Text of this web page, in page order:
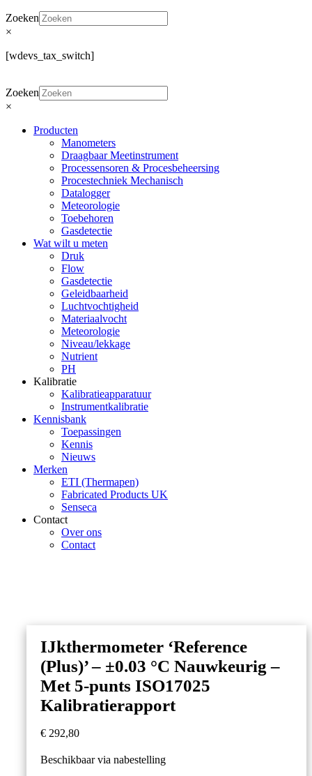
Zoeken
×
[wdevs_tax_switch]
Zoeken
×
Producten
Manometers
Draagbaar Meetinstrument
Processensoren & Procesbeheersing
Procestechniek Mechanisch
Datalogger
Meteorologie
Toebehoren
Gasdetectie
Wat wilt u meten
Druk
Flow
Gasdetectie
Geleidbaarheid
Luchtvochtigheid
Materiaalvocht
Meteorologie
Niveau/lekkage
Nutrient
PH
Kalibratie
Kalibratieapparatuur
Instrumentkalibratie
Kennisbank
Toepassingen
Kennis
Nieuws
Merken
ETI (Thermapen)
Fabricated Products UK
Senseca
Contact
Over ons
Contact
IJkthermometer ‘Reference
(Plus)’ – ±0.03 °C Nauwkeurig –
Met 5-punts ISO17025
Kalibratierapport
€ 292,80
Beschikbaar via nabestelling